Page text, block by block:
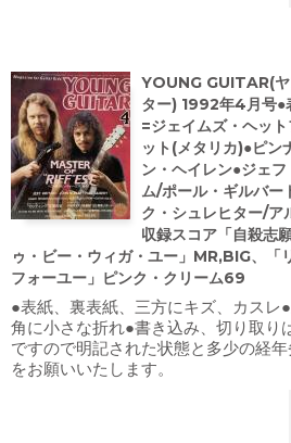
YOUNG GUITAR(ヤ
ター) 1992年4月号●
=ジェイムズ・ヘッ
ット(メタリカ)●ピン
ン・ヘイレン●ジェ
ム/ポール・ギルバー
ク・シュレヒター/ア
収録スコア「自殺志
ゥ・ビー・ウィガ・ユー」MR,BIG、「
フォーユー」ピンク・クリーム69
●表紙、裏表紙、三方にキズ、カスレ
角に小さな折れ●書き込み、切り取り
ですので明記された状態と多少の経
をお願いいたします。